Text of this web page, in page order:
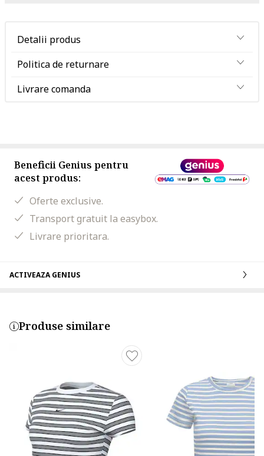
Detalii produs
Politica de returnare
Livrare comanda
Beneficii Genius pentru
acest produs:
Oferte exclusive.
Transport gratuit la easybox.
Livrare prioritara.
ACTIVEAZA GENIUS
Produse similare